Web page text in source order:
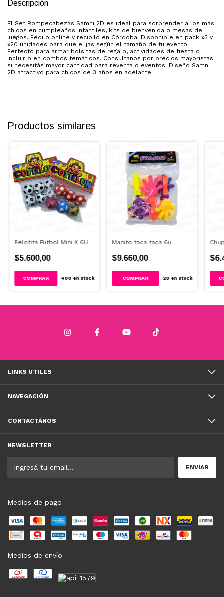
Descripción
El Set Rompecabezas Samni 2D es ideal para sorprender a los más
chicos en cumpleaños infantiles, kits de bienvenida o mesas de
juegos. Pedilo online y recibilo en Córdoba. Disponible en pack x5 y
x20 unidades para que elijas según el tamaño de tu evento.
Perfecto para armar bolsitas de regalo, actividades de fiesta o
incluirlo en combos temáticos. Consultanos por precios mayoristas
si necesitás mayor cantidad para reventa o eventos. Diseño Samni
2D atractivo para chicos de 3 años en adelante.
Productos similares
Pelotita Futbol Mini X 6U
$5.600,00
COMPRAR 400 en stock
Manito taca taca 6u
$9.660,00
20 en stock
LINKS UTILES
NAVEGACIÓN
CONTACTÁNOS
NEWSLETTER
Medios de pago
Medios de envío